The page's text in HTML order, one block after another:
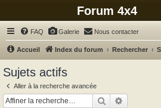
Forum 4x4
FAQ Galerie Nous contacter
Accueil Index du forum Rechercher
Sujets actifs
Aller à la recherche avancée
Rechercher